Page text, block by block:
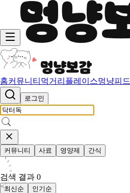
홈커뮤니티 먹거리 플레이스멍냥피드
로그인
커뮤니티 사료 영양제 간식
검색 결과 0
최신순
인기순